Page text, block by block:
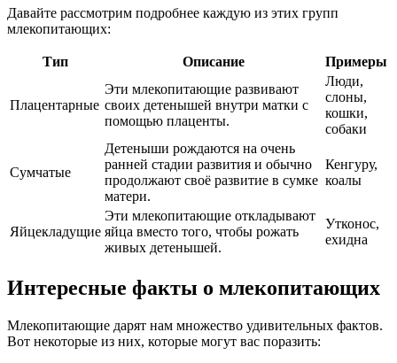
Давайте рассмотрим подробнее каждую из этих групп
млекопитающих:
Тип Описание Примеры
Плацентарные
Эти млекопитающие развивают
своих детенышей внутри матки с
помощью плаценты.
Люди,
слоны,
кошки,
собаки
Сумчатые
Детеныши рождаются на очень
ранней стадии развития и обычно
продолжают своё развитие в сумке
матери.
Кенгуру,
коалы
Яйцекладущие
Эти млекопитающие откладывают
яйца вместо того, чтобы рожать
живых детенышей.
Утконос,
ехидна
Интересные факты о млекопитающих
Млекопитающие дарят нам множество удивительных фактов.
Вот некоторые из них, которые могут вас поразить: